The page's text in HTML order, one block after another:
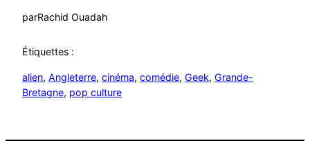
parRachid Ouadah
Étiquettes :
alien, Angleterre, cinéma, comédie, Geek, Grande-
Bretagne, pop culture